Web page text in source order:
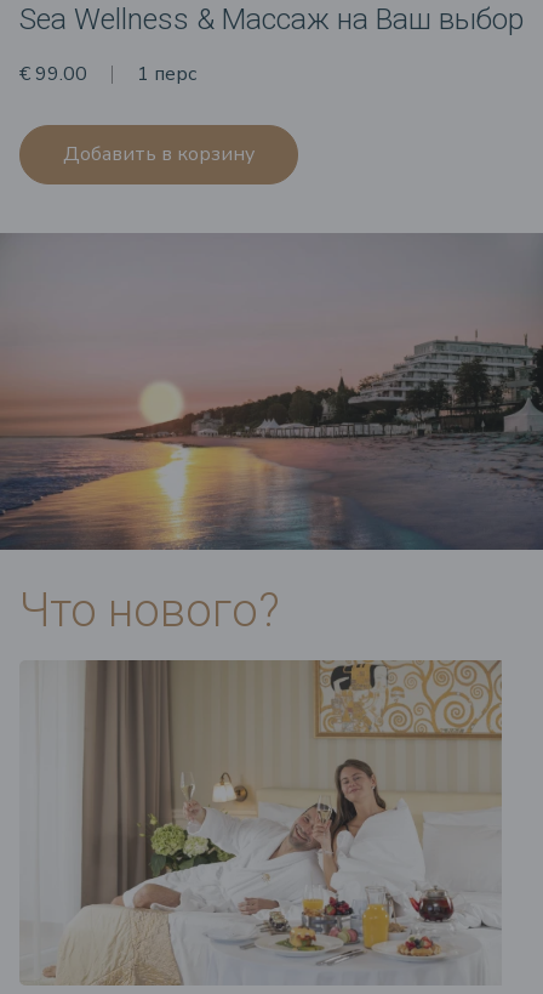
Sea Wellness & Массаж на Ваш выбор
€ 99.00 1 перс
Добавить в корзину
Что нового?